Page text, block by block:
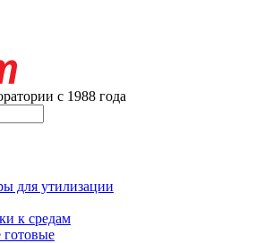
с 1988 года
для утилизации
к средам